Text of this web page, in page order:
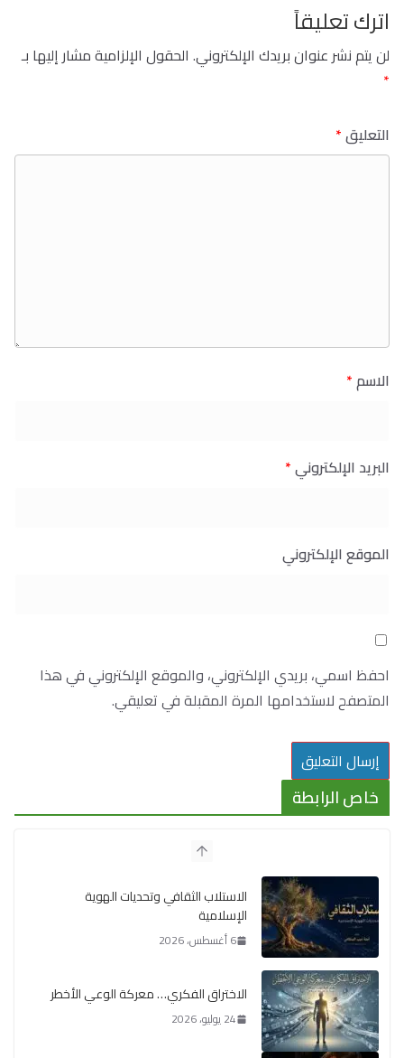
اترك تعليقاً
لن يتم نشر عنوان بريدك الإلكتروني. الحقول الإلزامية مشار إليها بـ
*
التعليق*
الاسم*
البريد الإلكتروني*
الموقع الإلكتروني
احفظ اسمي، بريدي الإلكتروني، والموقع الإلكتروني في هذا
المتصفح لاستخدامها المرة المقبلة في تعليقي.
خاص الرابطة
الاستلاب الثقافي وتحديات الهوية
الإسلامية
6 أغسطس، 2026
الاختراق الفكري… معركة الوعي الأخطر
24 يوليو، 2026